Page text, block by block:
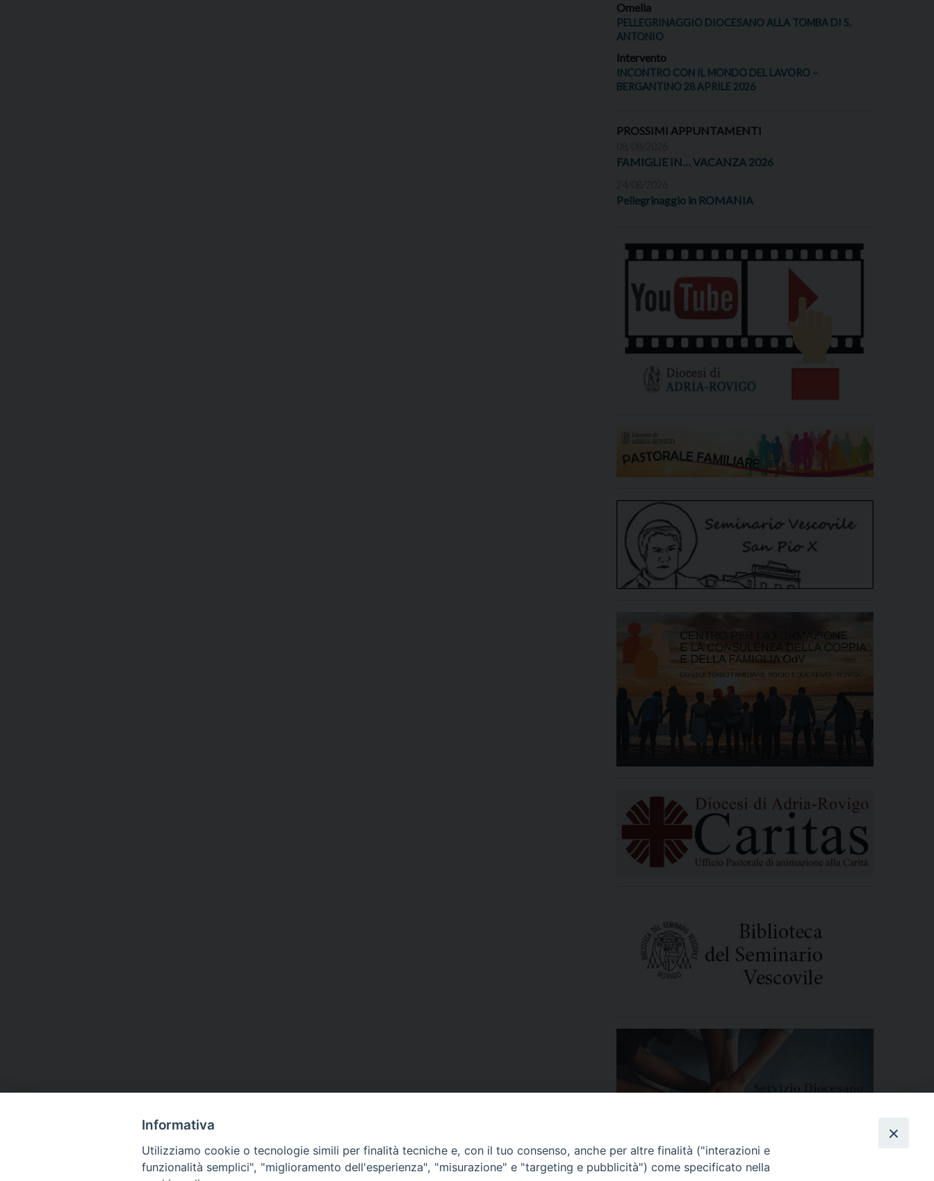
Omelia
PELLEGRINAGGIO DIOCESANO ALLA TOMBA DI S.
ANTONIO
Intervento
INCONTRO CON IL MONDO DEL LAVORO –
BERGANTINO 28 APRILE 2026
PROSSIMI APPUNTAMENTI
FAMIGLIE IN… VACANZA 2026
Pellegrinaggio in ROMANIA
Informativa
Utilizziamo cookie o tecnologie simili per finalità tecniche e, con il tuo consenso, anche per altre finalità ("interazioni e
funzionalità semplici", "miglioramento dell'esperienza", "misurazione" e "targeting e pubblicità") come specificato nella